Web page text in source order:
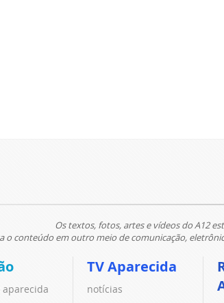
Os textos, fotos, artes e vídeos do A12
o conteúdo em outro meio de comunicação,
TV Aparecida
notícias